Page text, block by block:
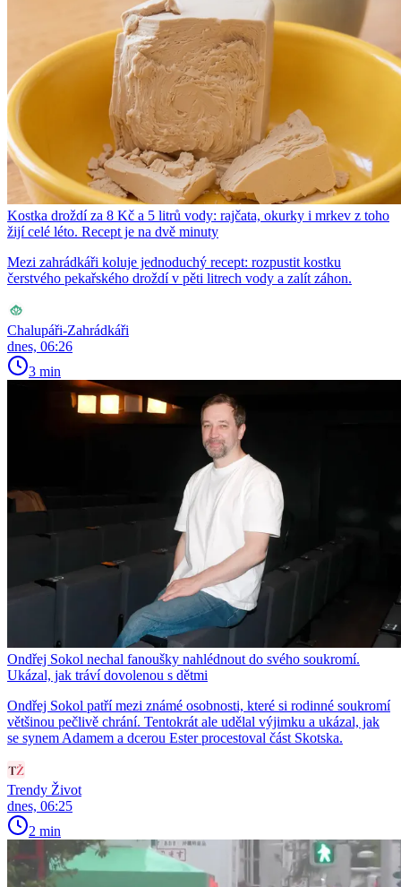
Kostka droždí za 8 Kč a 5 litrů vody: rajčata, okurky i mrkev z toho
žijí celé léto. Recept je na dvě minuty
Mezi zahrádkáři koluje jednoduchý recept: rozpustit kostku
čerstvého pekařského droždí v pěti litrech vody a zalít záhon.
Chalupáři-Zahrádkáři
dnes, 06:26
3 min
Ondřej Sokol nechal fanoušky nahlédnout do svého soukromí.
Ukázal, jak tráví dovolenou s dětmi
Ondřej Sokol patří mezi známé osobnosti, které si rodinné soukromí
většinou pečlivě chrání. Tentokrát ale udělal výjimku a ukázal, jak
se synem Adamem a dcerou Ester procestoval část Skotska.
Trendy Život
dnes, 06:25
2 min